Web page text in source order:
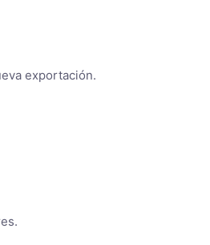
exportación.